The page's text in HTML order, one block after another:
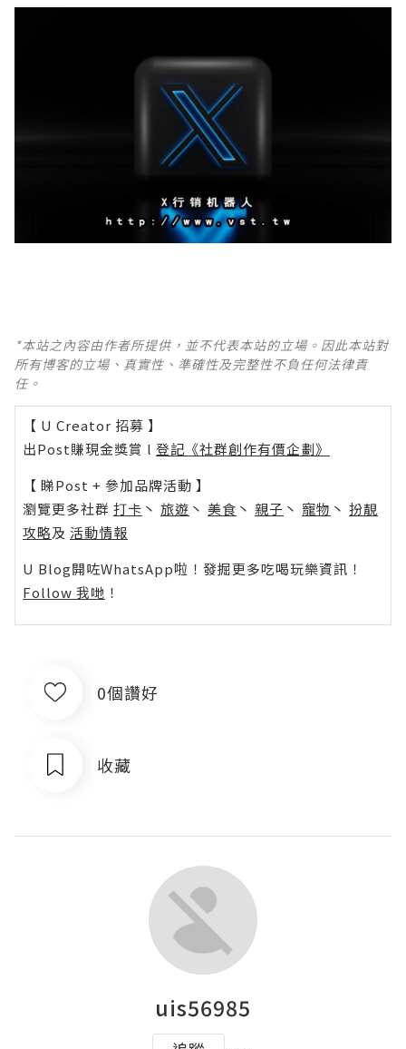
*本站之內容由作者所提供，並不代表本站的立場。因此本站對
所有博客的立場、真實性、準確性及完整性不負任何法律責
任。
【 U Creator 招募 】
出Post賺現金獎賞 l 登記《社群創作有價企劃》
【 睇Post + 參加品牌活動 】
瀏覽更多社群 打卡 丶 旅遊 丶 美食 丶 親子 丶 寵物 丶 扮靚
攻略及 活動情報
U Blog開咗WhatsApp啦！發掘更多吃喝玩樂資訊！
Follow 我哋 ！
0個讚好
收藏
uis56985